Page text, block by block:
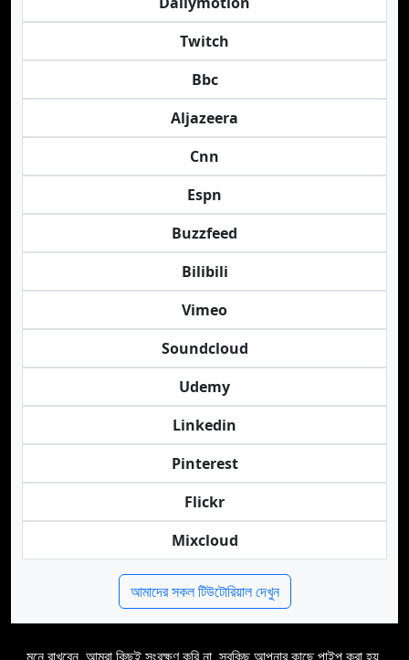
Twitch
Bbc
Aljazeera
Cnn
Espn
Buzzfeed
Bilibili
Vimeo
Soundcloud
Udemy
Linkedin
Pinterest
Flickr
Mixcloud
আমাদের সকল টিউটোরিয়াল দেখুন